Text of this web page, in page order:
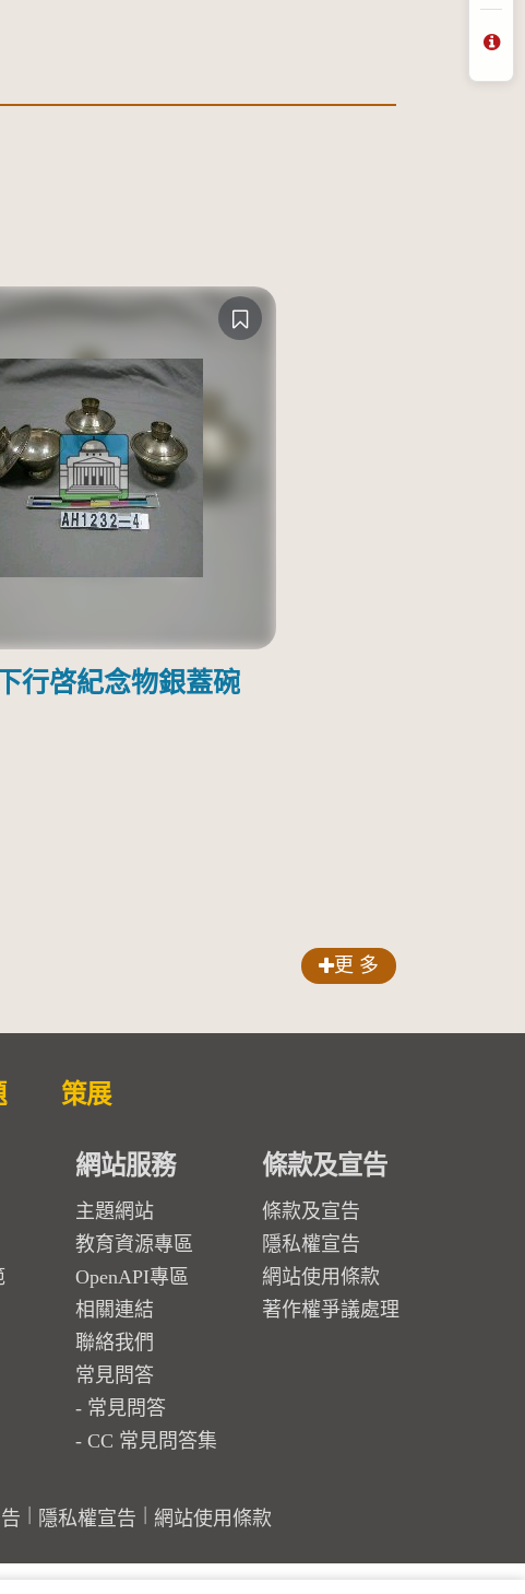
行啓紀念物銀蓋碗
更 多
策展
網站服務
主題網站
教育資源專區
OpenAPI專區
相關連結
聯絡我們
常見問答
常見問答
CC 常見問答集
條款及宣告
條款及宣告
隱私權宣告
網站使用條款
著作權爭議處理
隱私權宣告 網站使用條款